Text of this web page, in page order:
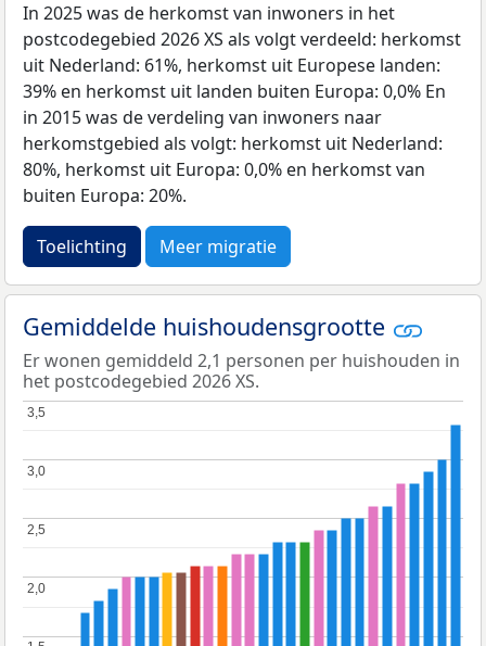
In 2025 was de herkomst van inwoners in het
postcodegebied 2026 XS als volgt verdeeld: herkomst
uit Nederland: 61%, herkomst uit Europese landen:
39% en herkomst uit landen buiten Europa: 0,0% En
in 2015 was de verdeling van inwoners naar
herkomstgebied als volgt: herkomst uit Nederland:
80%, herkomst uit Europa: 0,0% en herkomst van
buiten Europa: 20%.
Toelichting Meer migratie
Gemiddelde huishoudensgrootte
Er wonen gemiddeld 2,1 personen per huishouden in
het postcodegebied 2026 XS.
2,0
2,0
2,5
2,5
3,0
3,0
3,5
3,5